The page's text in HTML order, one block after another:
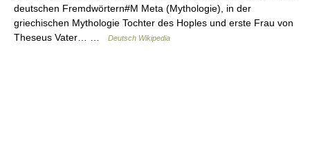
deutschen Fremdwörtern#M Meta (Mythologie), in der
griechischen Mythologie Tochter des Hoples und erste Frau von
Theseus Vater… …
Deutsch Wikipedia